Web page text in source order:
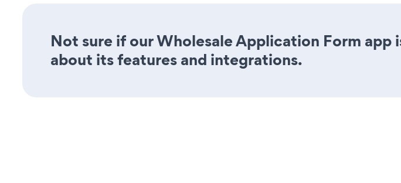
Not sure if our Wholesale Application Form app
about its features and integrations.